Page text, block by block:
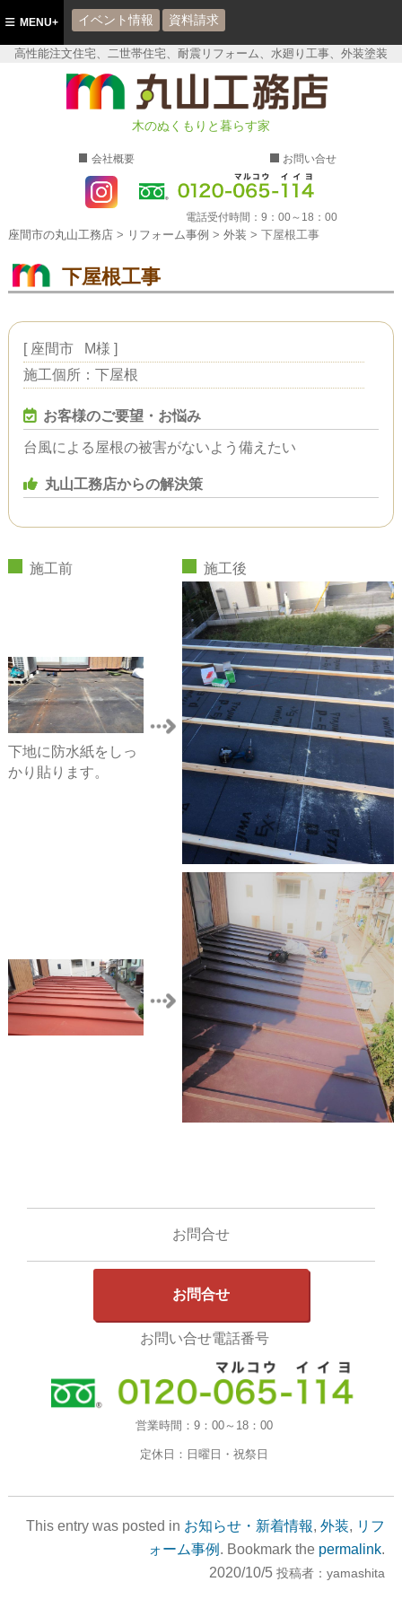
高性能注文住宅、二世帯住宅、耐震リフォーム、水廻り工事、外装塗装
座間市の丸山工務店
木のぬくもりと暮らす家
会社概要 お問い合せ
電話受付時間： 9：00～18：00
MENU+ イベント情報 資料請求
座間市の丸山工務店> リフォーム事例 > 外装 > 下屋根工事
下屋根工事
[ 座間市 M様 ]
施工個所：下屋根
お客様のご要望・お悩み
台風による屋根の被害がないよう備えたい
丸山工務店からの解決策
施工前 施工後
下地に防水紙をしっ
かり貼ります。
お問合せ
お問合せ
お問い合せ電話番号
営業時間：9：00～18：00
定休日： 日曜日・祝祭日
This entry was posted in お知らせ・新着情報,外装, リフ
ォーム事例 . Bookmark the permalink.
2020/10/5 投稿者：yamashita